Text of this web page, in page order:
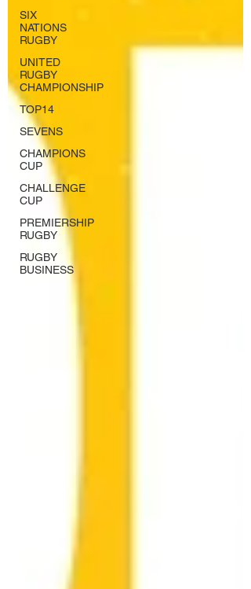
SIX
NATIONS
RUGBY
UNITED
RUGBY
CHAMPIONSHIP
TOP14
SEVENS
CHAMPIONS
CUP
CHALLENGE
CUP
PREMIERSHIP
RUGBY
RUGBY
BUSINESS